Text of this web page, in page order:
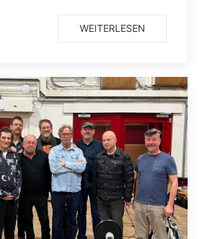
WEITERLESEN